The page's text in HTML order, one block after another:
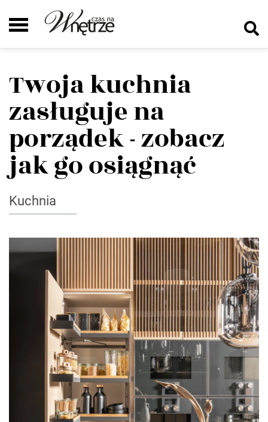
Twoja kuchnia
zasługuje na
porządek - zobacz
jak go osiągnąć
Kuchnia